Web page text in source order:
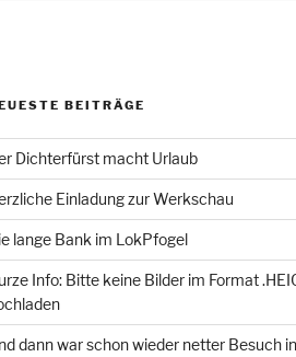
BEITRÄGE
Dichterfürst macht Urlaub
Einladung zur Werkschau
lange Bank im LokPfogel
Info: Bitte keine Bilder im Format
dann war schon wieder netter Besuch in